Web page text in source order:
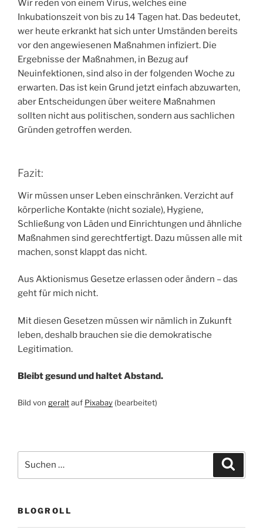
Wir reden von einem Virus, welches eine
Inkubationszeit von bis zu 14 Tagen hat. Das bedeutet,
wer heute erkrankt hat sich unter Umständen bereits
vor den angewiesenen Maßnahmen infiziert. Die
Ergebnisse der Maßnahmen, in Bezug auf
Neuinfektionen, sind also in der folgenden Woche zu
erwarten. Das ist kein Grund jetzt einfach abzuwarten,
aber Entscheidungen über weitere Maßnahmen
sollten nicht aus politischen, sondern aus sachlichen
Gründen getroffen werden.
Fazit:
Wir müssen unser Leben einschränken. Verzicht auf
körperliche Kontakte (nicht soziale), Hygiene,
Schließung von Läden und Einrichtungen und ähnliche
Maßnahmen sind gerechtfertigt. Dazu müssen alle mit
machen, sonst klappt das nicht.
Aus Aktionismus Gesetze erlassen oder ändern – das
geht für mich nicht.
Mit diesen Gesetzen müssen wir nämlich in Zukunft
leben, deshalb brauchen sie die demokratische
Legitimation.
Bleibt gesund und haltet Abstand.
Bild von geraltauf Pixabay (bearbeitet)
nach:
BLOGROLL